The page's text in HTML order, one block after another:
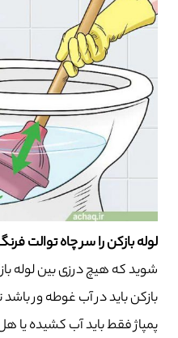
لوله بازکن را سر چاه توالت
شوید که هیچ درزی بین لوله
بازکن باید در آب غوطه ور باشد
پمپاژ فقط باید آب کشیده یا